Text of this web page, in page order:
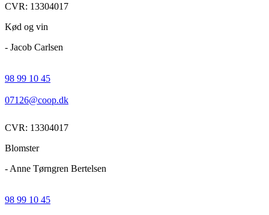
CVR: 13304017
Kød og vin
- Jacob Carlsen
98 99 10 45
07126@coop.dk
CVR: 13304017
Blomster
- Anne Tørngren Bertelsen
98 99 10 45